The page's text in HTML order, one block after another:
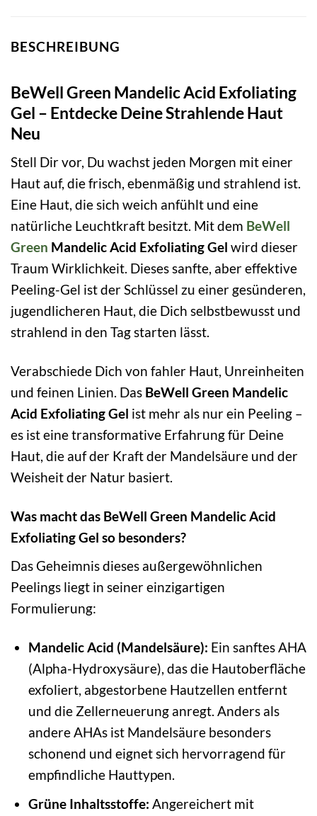
BESCHREIBUNG
BeWell Green Mandelic Acid Exfoliating
Gel – Entdecke Deine Strahlende Haut
Neu
Stell Dir vor, Du wachst jeden Morgen mit einer
Haut auf, die frisch, ebenmäßig und strahlend ist.
Eine Haut, die sich weich anfühlt und eine
natürliche Leuchtkraft besitzt. Mit dem BeWell
Green Mandelic Acid Exfoliating Gel wird dieser
Traum Wirklichkeit. Dieses sanfte, aber effektive
Peeling-Gel ist der Schlüssel zu einer gesünderen,
jugendlicheren Haut, die Dich selbstbewusst und
strahlend in den Tag starten lässt.
Verabschiede Dich von fahler Haut, Unreinheiten
und feinen Linien. Das BeWell Green Mandelic
Acid Exfoliating Gel ist mehr als nur ein Peeling –
es ist eine transformative Erfahrung für Deine
Haut, die auf der Kraft der Mandelsäure und der
Weisheit der Natur basiert.
Was macht das BeWell Green Mandelic Acid
Exfoliating Gel so besonders?
Das Geheimnis dieses außergewöhnlichen
Peelings liegt in seiner einzigartigen
Formulierung:
Mandelic Acid (Mandelsäure): Ein sanftes AHA
(Alpha-Hydroxysäure), das die Hautoberfläche
exfoliert, abgestorbene Hautzellen entfernt
und die Zellerneuerung anregt. Anders als
andere AHAs ist Mandelsäure besonders
schonend und eignet sich hervorragend für
empfindliche Hauttypen.
Grüne Inhaltsstoffe: Angereichert mit